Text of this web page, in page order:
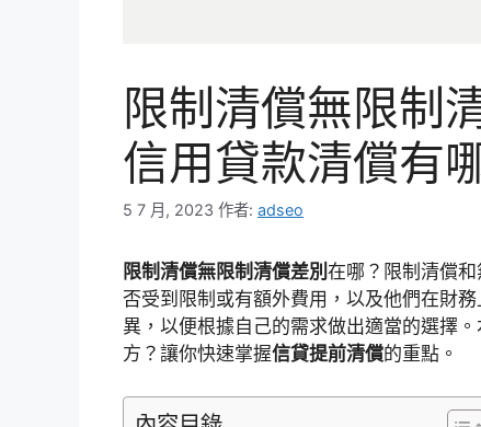
限制清償無限制
信用貸款清償有
5 7 月, 2023 作者: adseo
限制清償無限制清償差別 在哪？限制清償
否受到限制或有額外費用，以及他們在財
異，以便根據自己的需求做出適當的選擇
方？讓你快速掌握信貸提前清償的重點。